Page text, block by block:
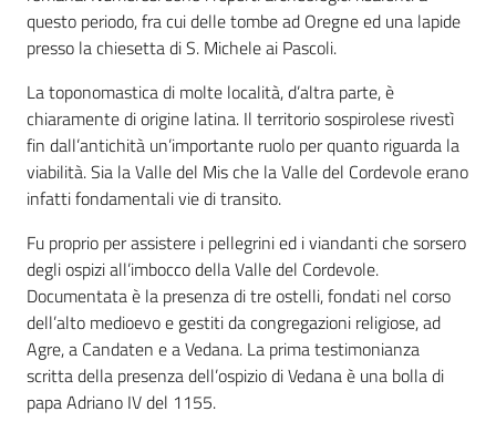
questo periodo, fra cui delle tombe ad Oregne ed una lapide
presso la chiesetta di S. Michele ai Pascoli.
La toponomastica di molte località, d’altra parte, è
chiaramente di origine latina. Il territorio sospirolese rivestì
fin dall’antichità un’importante ruolo per quanto riguarda la
viabilità. Sia la Valle del Mis che la Valle del Cordevole erano
infatti fondamentali vie di transito.
Fu proprio per assistere i pellegrini ed i viandanti che sorsero
degli ospizi all’imbocco della Valle del Cordevole.
Documentata è la presenza di tre ostelli, fondati nel corso
dell’alto medioevo e gestiti da congregazioni religiose, ad
Agre, a Candaten e a Vedana. La prima testimonianza
scritta della presenza dell’ospizio di Vedana è una bolla di
papa Adriano IV del 1155.